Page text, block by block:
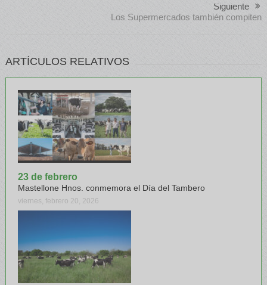
Siguiente
Los Supermercados también compiten
ARTÍCULOS RELATIVOS
23 de febrero
Mastellone Hnos. conmemora el Día del Tambero
viernes, febrero 20, 2026